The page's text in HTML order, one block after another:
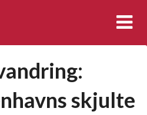
skjulte